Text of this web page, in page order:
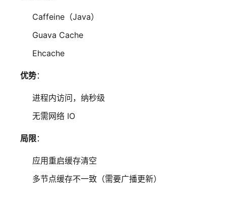
Caffeine（Java）
Guava Cache
Ehcache
优势：
进程内访问，纳秒级
无需网络 IO
局限：
应用重启缓存清空
多节点缓存不一致（需要广播更新）